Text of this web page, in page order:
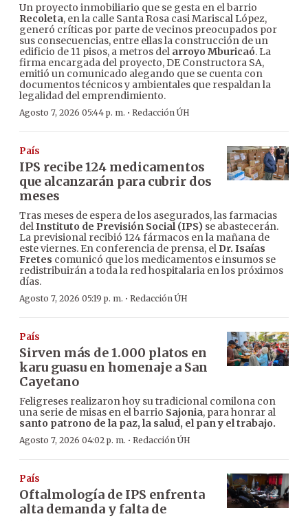
Un proyecto inmobiliario que se gesta en el barrio
Recoleta, en la calle Santa Rosa casi Mariscal López,
generó críticas por parte de vecinos preocupados por
sus consecuencias, entre ellas la construcción de un
edificio de 11 pisos, a metros del arroyo Mburicaó. La
firma encargada del proyecto, DE Constructora SA,
emitió un comunicado alegando que se cuenta con
documentos técnicos y ambientales que respaldan la
legalidad del emprendimiento.
Agosto 7, 2026 05:44 p. m. · Redacción ÚH
País
IPS recibe 124 medicamentos
que alcanzarán para cubrir dos
meses
Tras meses de espera de los asegurados, las farmacias
del Instituto de Previsión Social (IPS) se abastecerán.
La previsional recibió 124 fármacos en la mañana de
este viernes. En conferencia de prensa, el Dr. Isaías
Fretes comunicó que los medicamentos e insumos se
redistribuirán a toda la red hospitalaria en los próximos
días.
Agosto 7, 2026 05:19 p. m. · Redacción ÚH
País
Sirven más de 1.000 platos en
karu guasu en homenaje a San
Cayetano
Feligreses realizaron hoy su tradicional comilona con
una serie de misas en el barrio Sajonia, para honrar al
santo patrono de la paz, la salud, el pan y el trabajo.
Agosto 7, 2026 04:02 p. m. · Redacción ÚH
País
Oftalmología de IPS enfrenta
alta demanda y falta de